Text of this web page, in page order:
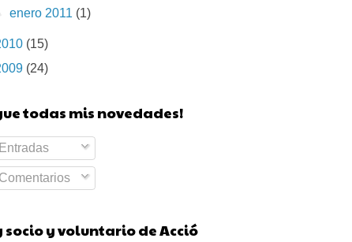
enero 2011 (1)
(15)
(24)
todas mis novedades!
Entradas
Comentarios
socio y voluntario de Acció